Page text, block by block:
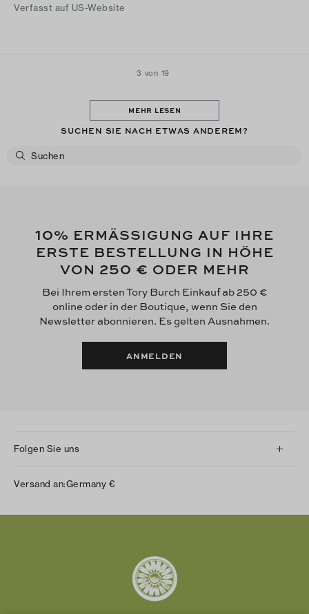
Verfasst auf US-Website
3 von 19
MEHR LESEN
SUCHEN SIE NACH ETWAS ANDEREM?
10% ERMÄSSIGUNG AUF IHRE
ERSTE BESTELLUNG IN HÖHE
VON 250 € ODER MEHR
Bei Ihrem ersten Tory Burch Einkauf ab 250 €
online oder in der Boutique, wenn Sie den
Newsletter abonnieren. Es gelten Ausnahmen.
ANMELDEN
Folgen Sie uns
Twitter
Versand an:Germany €